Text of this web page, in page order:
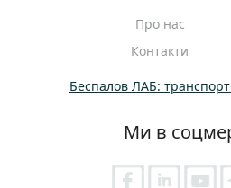
Про нас
Контакти
Беспалов ЛАБ:
Ми в